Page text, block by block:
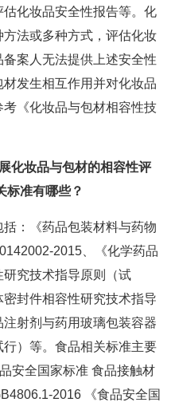
化妆品安全性报告等。化
法或多种方式，评估化妆
案人无法提供上述安全性
发生相互作用并对化妆品
《化妆品与包材相容性技
妆品与包材的相容性评
标准有哪些？
：《药品包装材料与药物
2015、《化学药品
究技术指导原则（试
封件相容性研究技术指导
射剂与药用玻璃包装容器
）等。食品相关标准主要
安全国家标准 食品接触材
2016 《食品安全国